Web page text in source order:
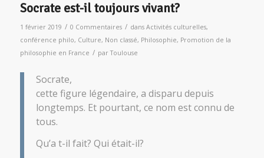
Socrate est-il toujours vivant?
1 février 2019 / 0 Commentaires / dans Activités culturelles,
conférence philo, Culture, Non classé, Philosophie, Promotion de la
philosophie en France / parToulouse
Socrate,
cette figure légendaire, a disparu depuis
longtemps. Et pourtant, ce nom est connu de
tous.
Qu’a t-il fait? Qui était-il?